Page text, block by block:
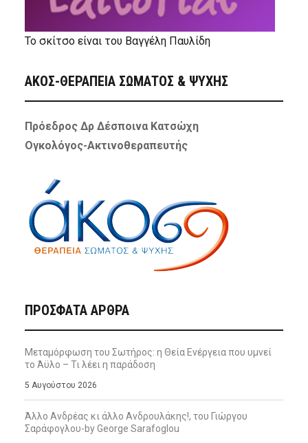
Το σκίτσο είναι του Βαγγέλη Παυλίδη
ΑΚΟΣ-ΘΕΡΑΠΕΙΑ ΣΩΜΑΤΟΣ & ΨΥΧΗΣ
Πρόεδρος Δρ Δέσποινα Κατσώχη
Ογκολόγος-Ακτινοθεραπευτής
ΠΡΌΣΦΑΤΑ ΆΡΘΡΑ
Μεταμόρφωση του Σωτήρος: η Θεία Ενέργεια που υμνεί
το Άϋλο – Τι λέει η παράδοση
5 Αυγούστου 2026
Άλλο Ανδρέας κι άλλο Ανδρουλάκης!, του Γιώργου
Σαράφογλου-by George Sarafoglou